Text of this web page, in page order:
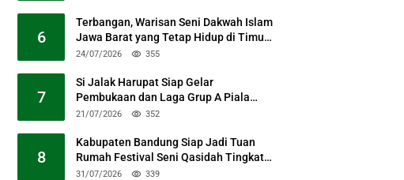
6
Terbangan, Warisan Seni Dakwah Islam
Jawa Barat yang Tetap Hidup di Timur
Kabupaten Bandung
24/07/2026 355
7
Si Jalak Harupat Siap Gelar
Pembukaan dan Laga Grup A Piala
Presiden 2026 Sabtu Mendatang
21/07/2026 352
8
Kabupaten Bandung Siap Jadi Tuan
Rumah Festival Seni Qasidah Tingkat
Nasional
31/07/2026 339